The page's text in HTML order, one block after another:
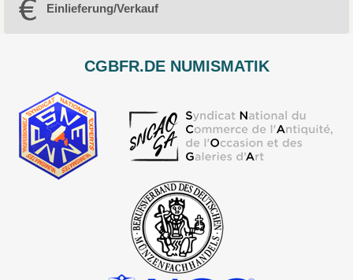
Einlieferung/Verkauf
CGBFR.DE NUMISMATIK